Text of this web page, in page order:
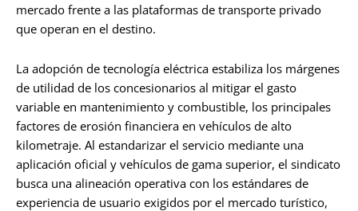
mercado frente a las plataformas de transporte privado
que operan en el destino.
La adopción de tecnología eléctrica estabiliza los márgenes
de utilidad de los concesionarios al mitigar el gasto
variable en mantenimiento y combustible, los principales
factores de erosión financiera en vehículos de alto
kilometraje. Al estandarizar el servicio mediante una
aplicación oficial y vehículos de gama superior, el sindicato
busca una alineación operativa con los estándares de
experiencia de usuario exigidos por el mercado turístico,